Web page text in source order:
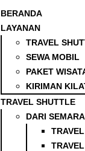
BERANDA
LAYANAN
TRAVEL
SEWA MOBIL
PAKET
KIRIMAN
TRAVEL SHUTTLE
DARI